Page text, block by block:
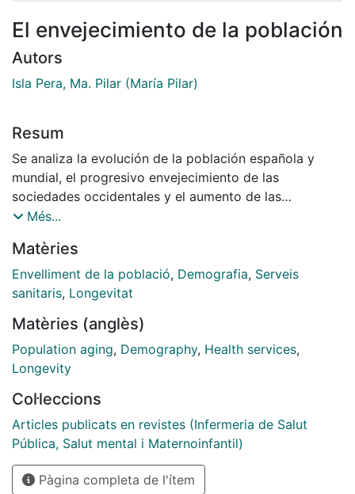
El envejecimiento de la población
Autors
Isla Pera, Ma. Pilar (María Pilar)
Resum
Se analiza la evolución de la población española y
mundial, el progresivo envejecimiento de las
sociedades occidentales y el aumento de las
necesidades sociosanitarias que plantean los mayores
debemos movernos como profesionales sanitarios
dedicados a prestar atención a colectivos geriátricos
en aumento y con necesidades especiales.
Més...
Matèries
Envelliment de la població, Demografia, Serveis
sanitaris, Longevitat
Matèries (anglès)
Population aging, Demography, Health services,
Longevity
Col·leccions
Articles publicats en revistes (Infermeria de Salut
Pública, Salut mental i Maternoinfantil)
Pàgina completa de l'ítem